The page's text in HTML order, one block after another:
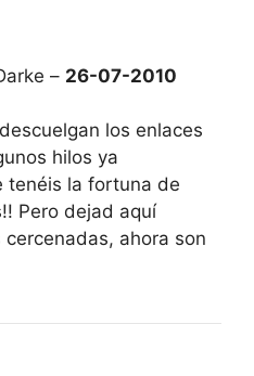
– 26-07-2010
los enlaces
hilos ya
tenéis la fortuna de
Pero dejad aquí
ahora son